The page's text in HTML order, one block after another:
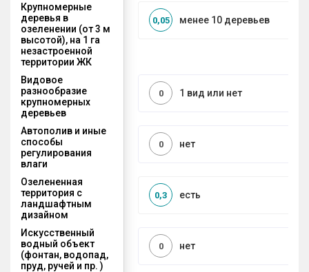
Крупномерные
деревья в
озеленении (от 3 м
высотой), на 1 га
незастроенной
территории ЖК
менее 10 деревьев
0,05
Видовое
разнообразие
крупномерных
деревьев
1 вид или нет
0
Автополив и иные
способы
регулирования
влаги
нет
0
Озелененная
территория с
ландшафтным
дизайном
есть
0,3
Искусственный
водный объект
(фонтан, водопад,
пруд, ручей и пр. )
нет
0